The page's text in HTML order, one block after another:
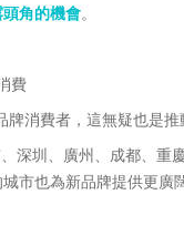
角的機會。
費
消費者，這無疑也是推
深圳、廣州、成都、
市也為新品牌提供更廣